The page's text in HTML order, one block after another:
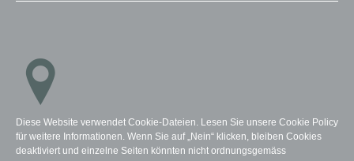
Diese Website verwendet Cookie-Dateien. Lesen Sie unsere Cookie Policy
für weitere Informationen. Wenn Sie auf „Nein“ klicken, bleiben Cookies
deaktiviert und einzelne Seiten könnten nicht ordnungsgemäss
Standorte